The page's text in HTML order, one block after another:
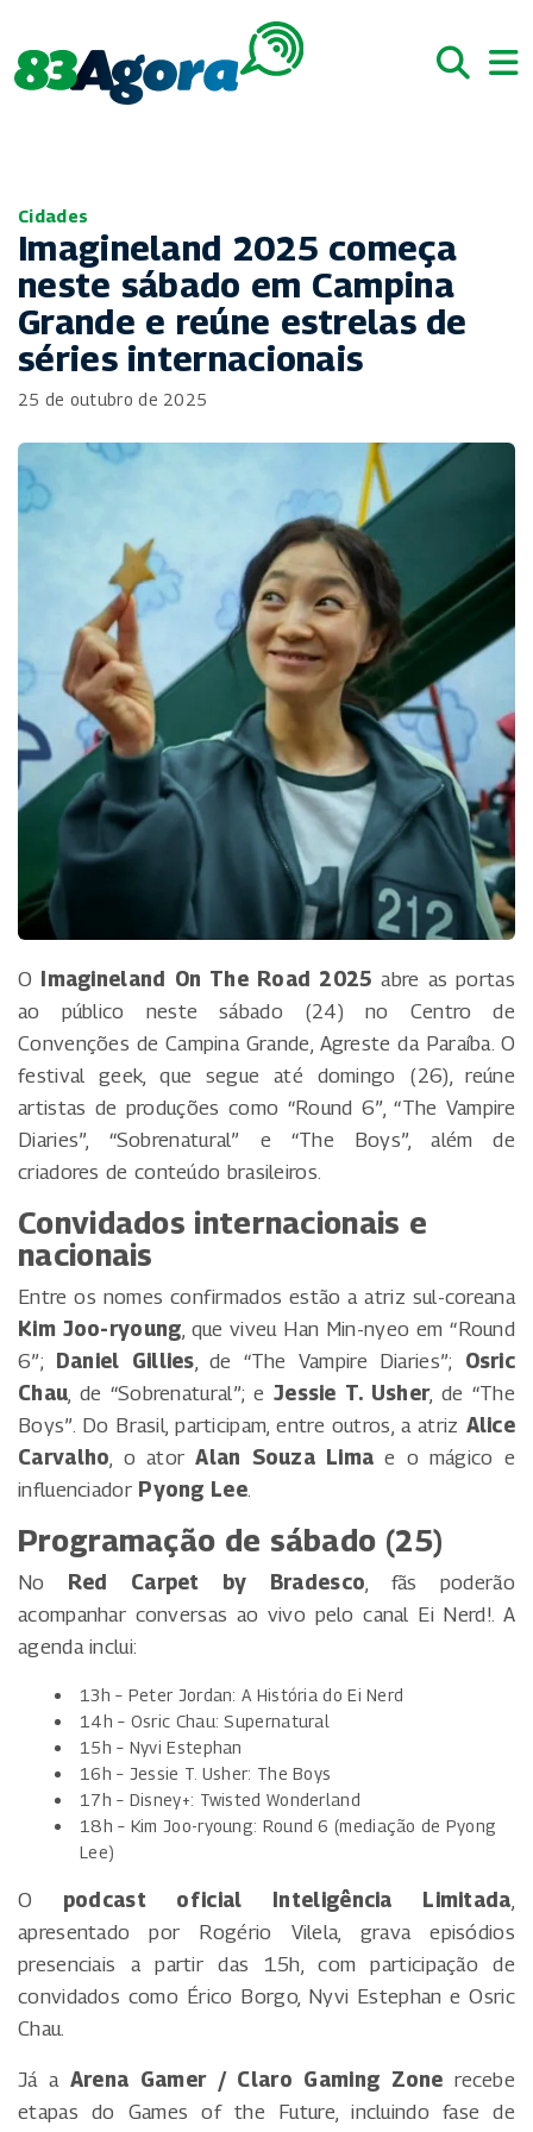
Cidades
Imagineland 2025 começa
neste sábado em Campina
Grande e reúne estrelas de
séries internacionais
25 de outubro de 2025
O Imagineland On The Road 2025 abre as portas
ao público neste sábado (24) no Centro de
Convenções de Campina Grande, Agreste da Paraíba. O
festival geek, que segue até domingo (26), reúne
artistas de produções como “Round 6”, “The Vampire
Diaries”, “Sobrenatural” e “The Boys”, além de
criadores de conteúdo brasileiros.
Convidados internacionais e
nacionais
Entre os nomes confirmados estão a atriz sul-coreana
Kim Joo-ryoung, que viveu Han Min-nyeo em “Round
6”;
Daniel Gillies, de “The Vampire Diaries”; Osric
Chau, de “Sobrenatural”; e Jessie T. Usher, de “The
Boys”. Do Brasil, participam, entre outros, a atriz Alice
Carvalho, o atorAlan Souza Lima e o mágico e
influenciador Pyong Lee.
Programação de sábado (25)
No Red Carpet by Bradesco, fãs poderão
acompanhar conversas ao vivo pelo canal Ei Nerd!. A
agenda inclui:
13h – Peter Jordan: A História do Ei Nerd
14h – Osric Chau: Supernatural
15h – Nyvi Estephan
16h – Jessie T. Usher: The Boys
17h – Disney+: Twisted Wonderland
18h – Kim Joo-ryoung: Round 6 (mediação de Pyong
Lee)
O podcast oficial Inteligência Limitada,
apresentado por Rogério Vilela, grava episódios
presenciais a partir das 15h, com participação de
convidados como Érico Borgo, Nyvi Estephan e Osric
Chau.
Já a Arena Gamer / Claro Gaming Zone recebe
etapas do Games of the Future, incluindo fase de